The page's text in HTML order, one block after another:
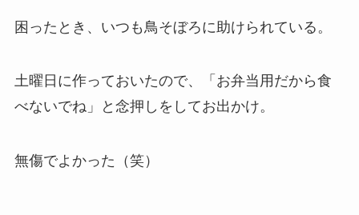
困ったとき、いつも鳥そぼろに助けられている。
土曜日に作っておいたので、「お弁当用だから食
べないでね」と念押しをしてお出かけ。
無傷でよかった（笑）